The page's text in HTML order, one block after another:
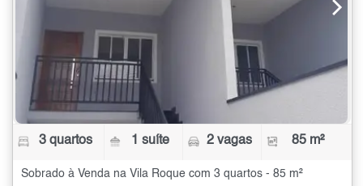
3 quartos 1 suíte 2 vagas 85 m²
Sobrado à Venda na Vila Roque com 3 quartos - 85 m²